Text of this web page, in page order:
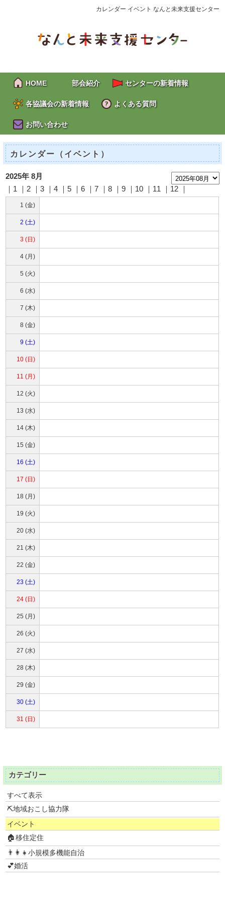
カレンダー イベント なんと未来支援センター
HOME 部会紹介 センターの新着情報
各協議会の新着情報 よくある質問
お問い合わせ
カレンダー（イベント）
2025年 8月
｜1 ｜2 ｜3 ｜4 ｜5 ｜6 ｜7 ｜8 ｜9 ｜10 ｜11 ｜12 ｜
1 (金)
2 (土)
3 (日)
4 (月)
5 (火)
6 (水)
7 (木)
8 (金)
9 (土)
10 (日)
11 (月)
12 (火)
13 (水)
14 (木)
15 (金)
16 (土)
17 (日)
18 (月)
19 (火)
20 (水)
21 (木)
22 (金)
23 (土)
24 (日)
25 (月)
26 (火)
27 (水)
28 (木)
29 (金)
30 (土)
31 (日)
カテゴリー
すべて表示
⛏地域おこし協力隊
イベント
🏠移住定住
👨‍👩‍👧小規模多機能自治
💕婚活